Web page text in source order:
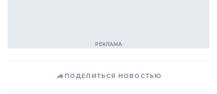
ПОДЕЛИТЬСЯ НОВОСТЬЮ